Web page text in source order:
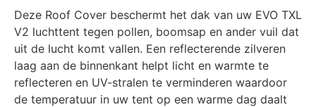
Deze Roof Cover beschermt het dak van uw EVO TXL
V2 luchttent tegen pollen, boomsap en ander vuil dat
uit de lucht komt vallen. Een reflecterende zilveren
laag aan de binnenkant helpt licht en warmte te
reflecteren en UV-stralen te verminderen waardoor
de temperatuur in uw tent op een warme dag daalt